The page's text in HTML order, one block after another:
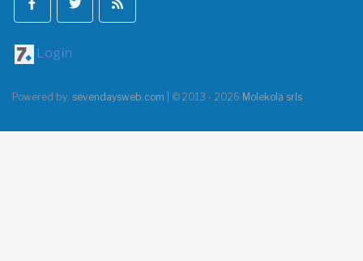
Login
Powered by: sevendaysweb.com | © 2013 - 2026 Molekola srls